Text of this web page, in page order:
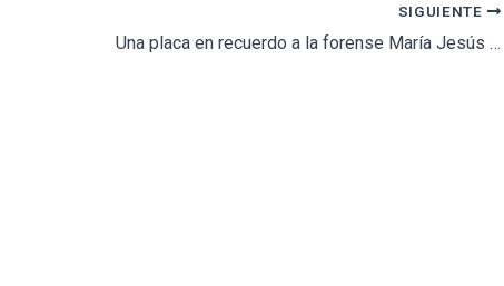
SIGUIENTE
Una placa en recuerdo a la forense María Jesús Elipe, fue subdirectora del IMLA de Teruel desde 2003